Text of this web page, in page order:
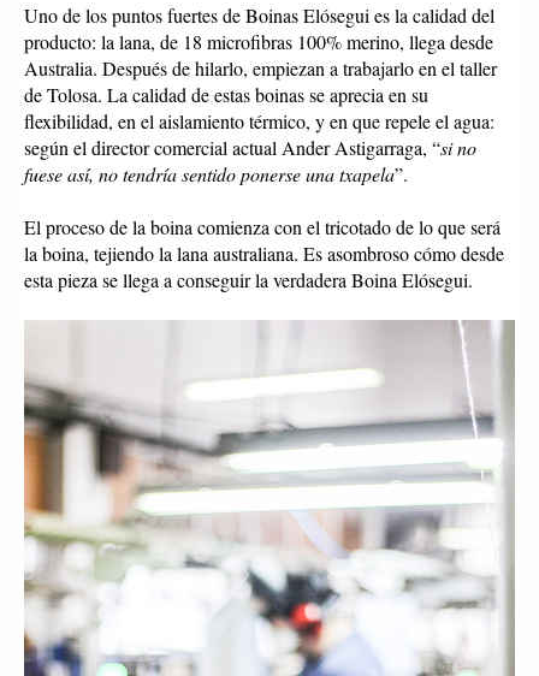
Uno de los puntos fuertes de Boinas Elósegui es la calidad del
producto: la lana, de 18 microfibras 100% merino, llega desde
Australia. Después de hilarlo, empiezan a trabajarlo en el taller
de Tolosa. La calidad de estas boinas se aprecia en su
flexibilidad, en el aislamiento térmico, y en que repele el agua:
según el director comercial actual Ander Astigarraga, “si no
fuese así, no tendría sentido ponerse una txapela”.
El proceso de la boina comienza con el tricotado de lo que será
la boina, tejiendo la lana australiana. Es asombroso cómo desde
esta pieza se llega a conseguir la verdadera Boina Elósegui.